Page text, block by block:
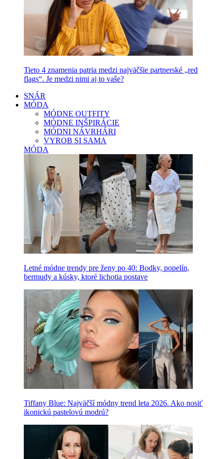
Tieto 4 znamenia patria medzi najväčšie partnerské „red
flags“. Je medzi nimi aj to vaše?
SNÁR
MÓDA
MÓDNE OUTFITY
MÓDNE INŠPIRÁCIE
MÓDNI NÁVRHÁRI
VYROB SI SAMA
MÓDA
Letné módne trendy pre ženy po 40: Bodky, popelín,
bermudy a kúsky, ktoré lichotia postave
Tiffany Blue: Najväčší módny trend leta 2026. Ako nosiť
ikonickú pastelovú modrú?